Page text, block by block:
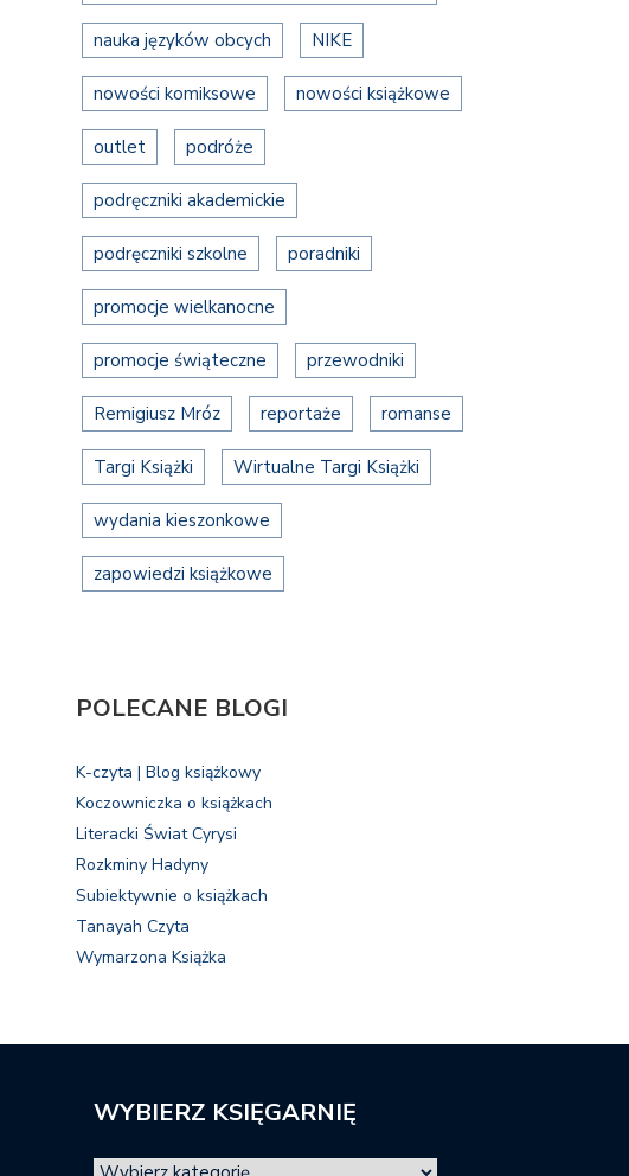
nauka języków obcych NIKE
nowości komiksowe nowości książkowe
outlet podróże
podręczniki akademickie
podręczniki szkolne poradniki
promocje wielkanocne
promocje świąteczne przewodniki
Remigiusz Mróz reportaże romanse
Targi Książki Wirtualne Targi Książki
wydania kieszonkowe
zapowiedzi książkowe
POLECANE BLOGI
K-czyta | Blog książkowy
Koczowniczka o książkach
Literacki Świat Cyrysi
Rozkminy Hadyny
Subiektywnie o książkach
Tanayah Czyta
Wymarzona Książka
WYBIERZ KSIĘGARNIĘ